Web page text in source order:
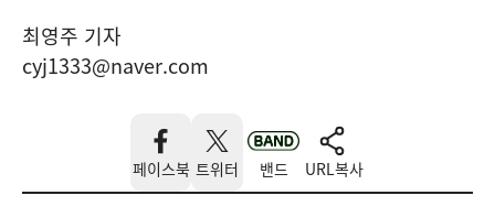
최영주 기자
cyj1333@naver.com
페이스북 트위터 밴드 URL복사